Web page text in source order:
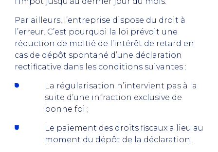
Par ailleurs, l’entreprise dispose du droit à
l’erreur. C’est pourquoi la loi prévoit une
réduction de moitié de l’intérêt de retard en
cas de dépôt spontané d’une déclaration
rectificative dans les conditions suivantes :
La régularisation n’intervient pas à la
suite d’une infraction exclusive de
bonne foi ;
Le paiement des droits fiscaux a lieu au
moment du dépôt de la déclaration.